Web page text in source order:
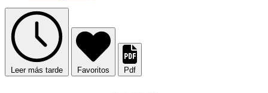
Leer más tarde Favoritos Pdf